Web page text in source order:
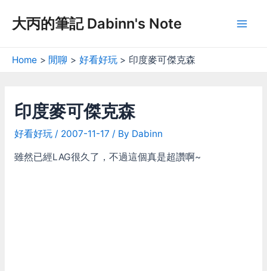
大丙的筆記 Dabinn's Note
Home 閒聊 好看好玩 印度麥可傑克森
印度麥可傑克森
好看好玩/ 2007-11-17 / By Dabinn
雖然已經LAG很久了，不過這個真是超讚啊~